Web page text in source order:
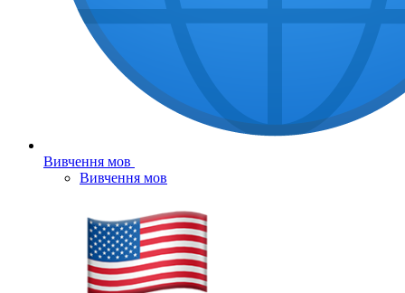
Вивчення мов
Вивчення мов